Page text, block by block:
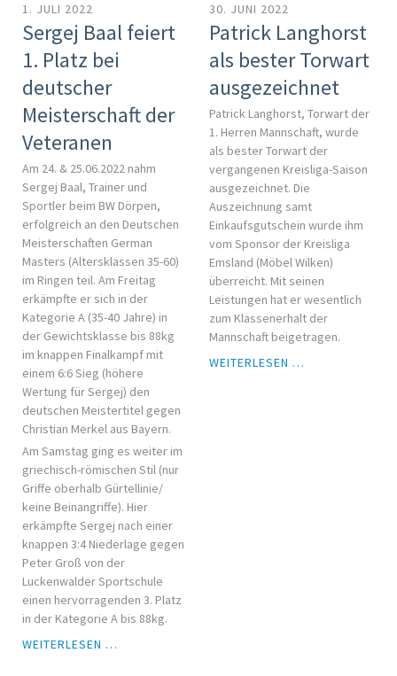
NEU
AUF
1. JULI 2022
Sergej Baal feiert
1. Platz bei
deutscher
Meisterschaft der
Veteranen
Am 24. & 25.06.2022 nahm
Sergej Baal, Trainer und
Sportler beim BW Dörpen,
erfolgreich an den Deutschen
Meisterschaften German
Masters (Altersklassen 35-60)
im Ringen teil. Am Freitag
erkämpfte er sich in der
Kategorie A (35-40 Jahre) in
der Gewichtsklasse bis 88kg
im knappen Finalkampf mit
einem 6:6 Sieg (höhere
Wertung für Sergej) den
deutschen Meistertitel gegen
Christian Merkel aus Bayern.
Am Samstag ging es weiter im
griechisch-römischen Stil (nur
Griffe oberhalb Gürtellinie/
keine Beinangriffe). Hier
erkämpfte Sergej nach einer
knappen 3:4 Niederlage gegen
Peter Groß von der
Luckenwalder Sportschule
einen hervorragenden 3. Platz
in der Kategorie A bis 88kg.
WEITERLESEN …
30. JUNI 2022
Patrick Langhorst
als bester Torwart
ausgezeichnet
Patrick Langhorst, Torwart der
1. Herren Mannschaft, wurde
als bester Torwart der
vergangenen Kreisliga-Saison
ausgezeichnet. Die
Auszeichnung samt
Einkaufsgutschein wurde ihm
vom Sponsor der Kreisliga
Emsland (Möbel Wilken)
überreicht. Mit seinen
Leistungen hat er wesentlich
zum Klassenerhalt der
Mannschaft beigetragen.
WEITERLESEN …